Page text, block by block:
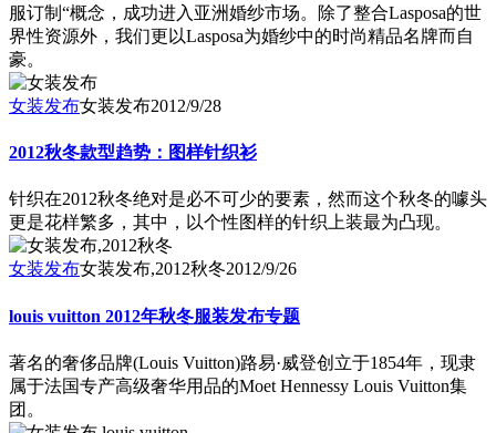
服订制“概念，成功进入亚洲婚纱市场。除了整合Lasposa的世
界性资源外，我们更以Lasposa为婚纱中的时尚精品名牌而自
豪。
女装发布女装发布2012/9/28
2012秋冬款型趋势：图样针织衫
针织在2012秋冬绝对是必不可少的要素，然而这个秋冬的噱头
更是花样繁多，其中，以个性图样的针织上装最为凸现。
女装发布女装发布,2012秋冬2012/9/26
louis vuitton 2012年秋冬服装发布专题
著名的奢侈品牌(Louis Vuitton)路易·威登创立于1854年，现隶
属于法国专产高级奢华用品的Moet Hennessy Louis Vuitton集
团。